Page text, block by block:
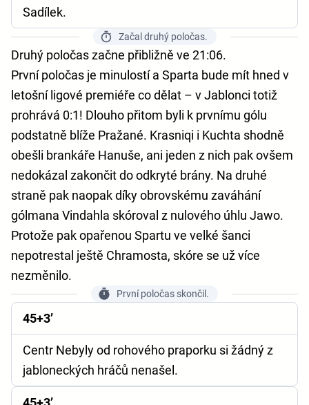
Sadílek.
Začal druhý poločas.
Druhý poločas začne přibližně ve 21:06.
První poločas je minulostí a Sparta bude mít hned v
letošní ligové premiéře co dělat – v Jablonci totiž
prohrává 0:1! Dlouho přitom byli k prvnímu gólu
podstatně blíže Pražané. Krasniqi i Kuchta shodně
obešli brankáře Hanuše, ani jeden z nich pak ovšem
nedokázal zakončit do odkryté brány. Na druhé
straně pak naopak díky obrovskému zaváhání
gólmana Vindahla skóroval z nulového úhlu Jawo.
Protože pak opařenou Spartu ve velké šanci
nepotrestal ještě Chramosta, skóre se už více
nezměnilo.
První poločas skončil.
45+3’
Centr Nebyly od rohového praporku si žádný z
jabloneckých hráčů nenašel.